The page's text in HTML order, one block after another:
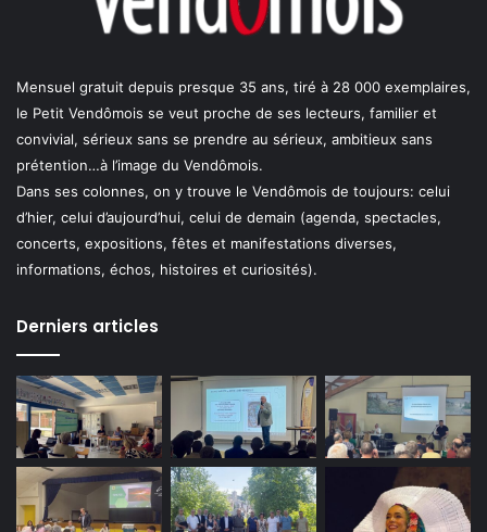
Mensuel gratuit depuis presque 35 ans, tiré à 28 000 exemplaires,
le Petit Vendômois se veut proche de ses lecteurs, familier et
convivial, sérieux sans se prendre au sérieux, ambitieux sans
prétention…à l’image du Vendômois.
Dans ses colonnes, on y trouve le Vendômois de toujours: celui
d’hier, celui d’aujourd’hui, celui de demain (agenda, spectacles,
concerts, expositions, fêtes et manifestations diverses,
informations, échos, histoires et curiosités).
Derniers articles